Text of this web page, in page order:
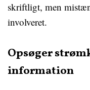
skriftligt, men
involveret.
Opsøger
information